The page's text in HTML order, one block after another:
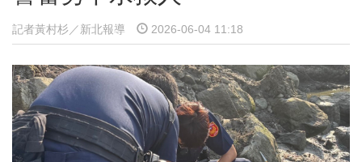
記者黃村杉／新北報導 2026-06-04 11:18